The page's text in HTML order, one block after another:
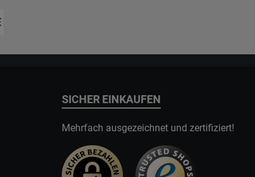
SICHER EINKAUFEN
Mehrfach ausgezeichnet und zertifiziert!